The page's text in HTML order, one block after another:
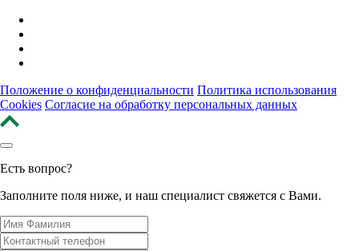
Положение о конфиденциальности Политика использования
Cookies Согласие на обработку персональных данных
Есть вопрос?
Заполните поля ниже, и наш специалист свяжется с Вами.